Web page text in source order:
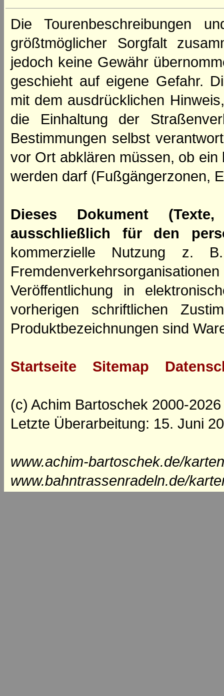
Die Tourenbeschreibungen
größtmöglicher Sorgfalt
jedoch keine Gewähr
geschieht auf eigene Gefahr.
mit dem ausdrücklichen
die Einhaltung der
Bestimmungen selbst
vor Ort abklären müssen, ob
werden darf (Fußgängerzonen,
Dieses Dokument
ausschließlich für den
kommerzielle Nutzung z.
Veröffentlichung in
vorherigen schriftlichen
Produktbezeichnungen sind
Startseite Sitemap
(c) Achim Bartoschek 2000-2026
Letzte Überarbeitung: 15. Juni
www.achim-bartoschek.de/
www.bahntrassenradeln.de/